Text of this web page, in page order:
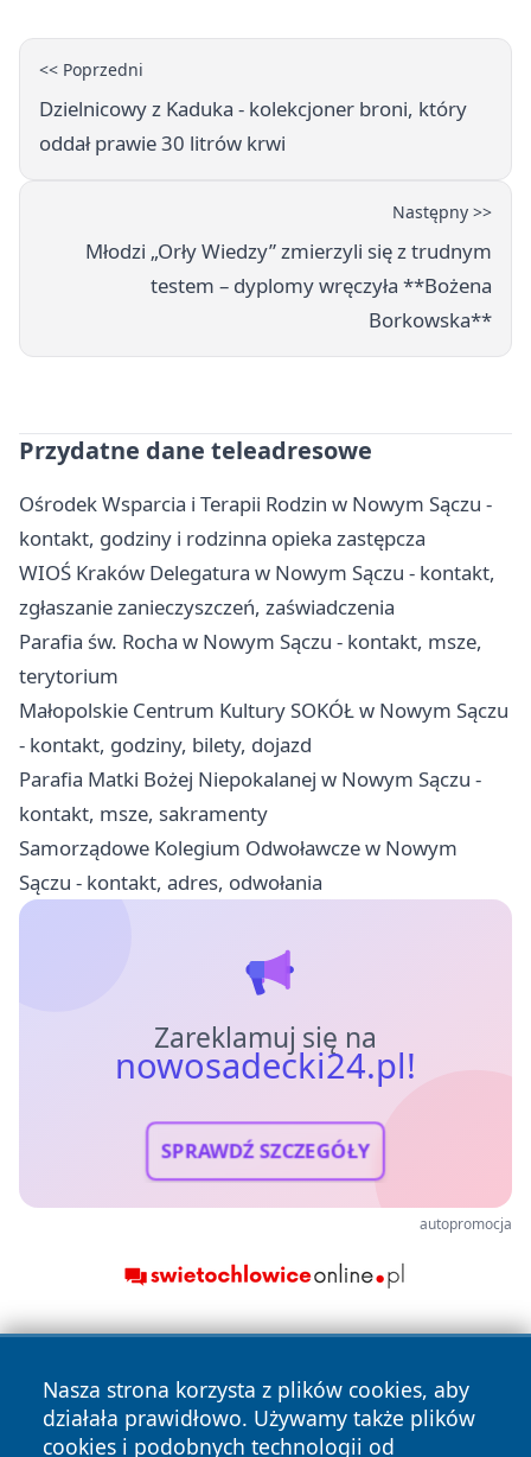
<< Poprzedni
Dzielnicowy z Kaduka - kolekcjoner broni, który
oddał prawie 30 litrów krwi
Następny >>
Młodzi „Orły Wiedzy” zmierzyli się z trudnym
testem – dyplomy wręczyła **Bożena
Borkowska**
Przydatne dane teleadresowe
Ośrodek Wsparcia i Terapii Rodzin w Nowym Sączu -
kontakt, godziny i rodzinna opieka zastępcza
WIOŚ Kraków Delegatura w Nowym Sączu - kontakt,
zgłaszanie zanieczyszczeń, zaświadczenia
Parafia św. Rocha w Nowym Sączu - kontakt, msze,
terytorium
Małopolskie Centrum Kultury SOKÓŁ w Nowym Sączu
- kontakt, godziny, bilety, dojazd
Parafia Matki Bożej Niepokalanej w Nowym Sączu -
kontakt, msze, sakramenty
Samorządowe Kolegium Odwoławcze w Nowym
Sączu - kontakt, adres, odwołania
Zareklamuj się na
nowosadecki24.pl!
SPRAWDŹ SZCZEGÓŁY
autopromocja
Nasza strona korzysta z plików cookies, aby
działała prawidłowo. Używamy także plików
cookies i podobnych technologii od